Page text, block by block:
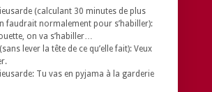
(calculant 30 minutes de plus
faudrait normalement pour s’habiller):
on va s’habiller…
lever la tête de ce qu’elle fait): Veux
Tu vas en pyjama à la garderie